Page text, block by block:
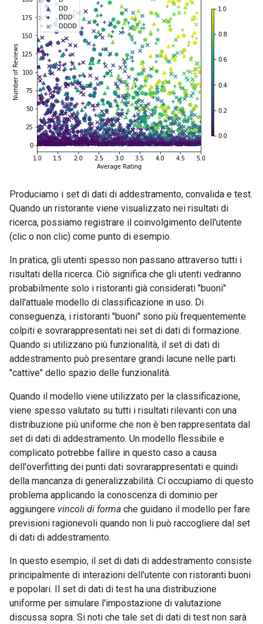
Produciamo i set di dati di addestramento, convalida e test.
Quando un ristorante viene visualizzato nei risultati di
ricerca, possiamo registrare il coinvolgimento dell'utente
(clic o non clic) come punto di esempio.
In pratica, gli utenti spesso non passano attraverso tutti i
risultati della ricerca. Ciò significa che gli utenti vedranno
probabilmente solo i ristoranti già considerati "buoni"
dall'attuale modello di classificazione in uso. Di
conseguenza, i ristoranti "buoni" sono più frequentemente
colpiti e sovrarappresentati nei set di dati di formazione.
Quando si utilizzano più funzionalità, il set di dati di
addestramento può presentare grandi lacune nelle parti
"cattive" dello spazio delle funzionalità.
Quando il modello viene utilizzato per la classificazione,
viene spesso valutato su tutti i risultati rilevanti con una
distribuzione più uniforme che non è ben rappresentata dal
set di dati di addestramento. Un modello flessibile e
complicato potrebbe fallire in questo caso a causa
dell'overfitting dei punti dati sovrarappresentati e quindi
della mancanza di generalizzabilità. Ci occupiamo di questo
problema applicando la conoscenza di dominio per
aggiungere vincoli di forma che guidano il modello per fare
previsioni ragionevoli quando non li può raccogliere dal set
di dati di addestramento.
In questo esempio, il set di dati di addestramento consiste
principalmente di interazioni dell'utente con ristoranti buoni
e popolari. Il set di dati di test ha una distribuzione
uniforme per simulare l'impostazione di valutazione
discussa sopra. Si noti che tale set di dati di test non sarà